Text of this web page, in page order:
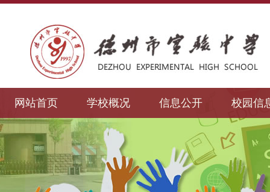
网站首页 学校概况 信息公开 校园信